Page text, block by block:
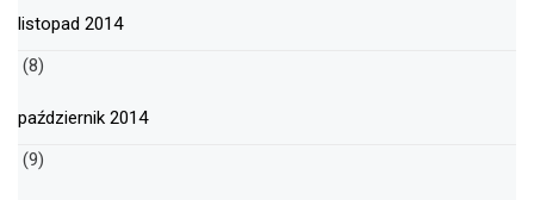
listopad 2014
(8)
październik 2014
(9)